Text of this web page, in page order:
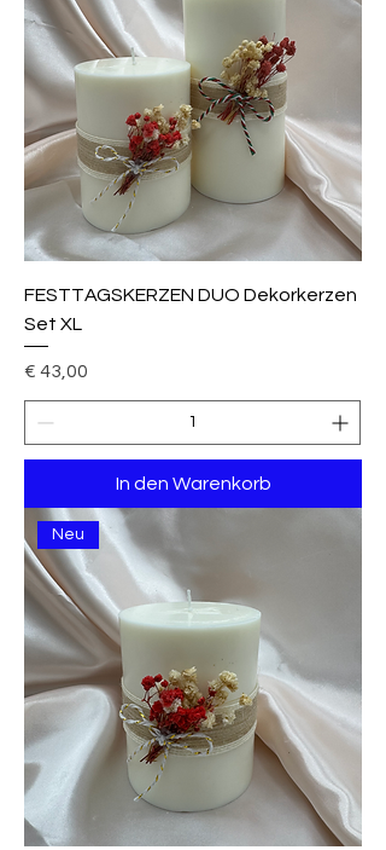
FESTTAGSKERZEN DUO Dekorkerzen
Set XL
Preis
€ 43,00
In den Warenkorb
Neu